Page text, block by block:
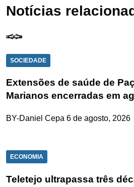
Notícias
SOCIEDADE
Extensões de saúde de
Marianos encerradas em
BY-Daniel Cepa 6 de agosto, 2026
ECONOMIA
Teletejo ultrapassa três